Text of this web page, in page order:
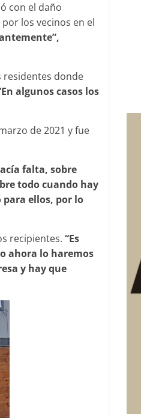
con el daño
los vecinos en el
residentes donde
algunos casos los
de 2021 y fue
falta, sobre
todo cuando hay
ellos, por lo
recipientes. “Es
ahora lo haremos
y hay que